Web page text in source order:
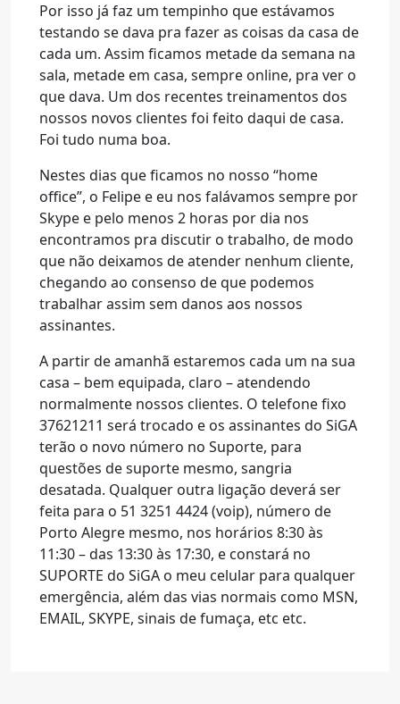
Por isso já faz um tempinho que estávamos
testando se dava pra fazer as coisas da casa de
cada um. Assim ficamos metade da semana na
sala, metade em casa, sempre online, pra ver o
que dava. Um dos recentes treinamentos dos
nossos novos clientes foi feito daqui de casa.
Foi tudo numa boa.
Nestes dias que ficamos no nosso “home
office”, o Felipe e eu nos falávamos sempre por
Skype e pelo menos 2 horas por dia nos
encontramos pra discutir o trabalho, de modo
que não deixamos de atender nenhum cliente,
chegando ao consenso de que podemos
trabalhar assim sem danos aos nossos
assinantes.
A partir de amanhã estaremos cada um na sua
casa – bem equipada, claro – atendendo
normalmente nossos clientes. O telefone fixo
37621211 será trocado e os assinantes do SiGA
terão o novo número no Suporte, para
questões de suporte mesmo, sangria
desatada. Qualquer outra ligação deverá ser
feita para o 51 3251 4424 (voip), número de
Porto Alegre mesmo, nos horários 8:30 às
11:30 – das 13:30 às 17:30, e constará no
SUPORTE do SiGA o meu celular para qualquer
emergência, além das vias normais como MSN,
EMAIL, SKYPE, sinais de fumaça, etc etc.